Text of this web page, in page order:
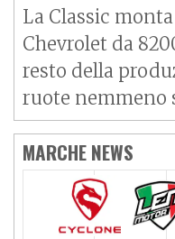
La Classic
Chevrolet da
resto della
ruote nemmeno
MARCHE NEWS